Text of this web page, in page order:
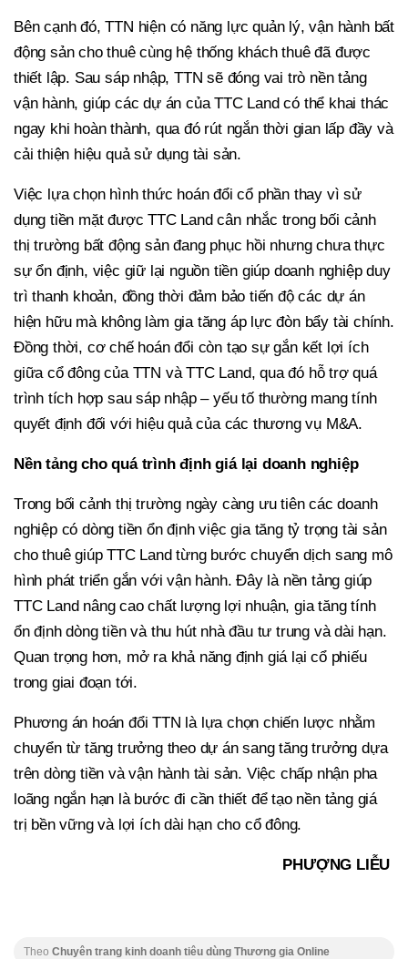
Bên cạnh đó, TTN hiện có năng lực quản lý, vận hành bất
động sản cho thuê cùng hệ thống khách thuê đã được
thiết lập. Sau sáp nhập, TTN sẽ đóng vai trò nền tảng
vận hành, giúp các dự án của TTC Land có thể khai thác
ngay khi hoàn thành, qua đó rút ngắn thời gian lấp đầy và
cải thiện hiệu quả sử dụng tài sản.
Việc lựa chọn hình thức hoán đổi cổ phần thay vì sử
dụng tiền mặt được TTC Land cân nhắc trong bối cảnh
thị trường bất động sản đang phục hồi nhưng chưa thực
sự ổn định, việc giữ lại nguồn tiền giúp doanh nghiệp duy
trì thanh khoản, đồng thời đảm bảo tiến độ các dự án
hiện hữu mà không làm gia tăng áp lực đòn bẩy tài chính.
Đồng thời, cơ chế hoán đổi còn tạo sự gắn kết lợi ích
giữa cổ đông của TTN và TTC Land, qua đó hỗ trợ quá
trình tích hợp sau sáp nhập – yếu tố thường mang tính
quyết định đối với hiệu quả của các thương vụ M&A.
Nền tảng cho quá trình định giá lại doanh nghiệp
Trong bối cảnh thị trường ngày càng ưu tiên các doanh
nghiệp có dòng tiền ổn định việc gia tăng tỷ trọng tài sản
cho thuê giúp TTC Land từng bước chuyển dịch sang mô
hình phát triển gắn với vận hành. Đây là nền tảng giúp
TTC Land nâng cao chất lượng lợi nhuận, gia tăng tính
ổn định dòng tiền và thu hút nhà đầu tư trung và dài hạn.
Quan trọng hơn, mở ra khả năng định giá lại cổ phiếu
trong giai đoạn tới.
Phương án hoán đổi TTN là lựa chọn chiến lược nhằm
chuyển từ tăng trưởng theo dự án sang tăng trưởng dựa
trên dòng tiền và vận hành tài sản. Việc chấp nhận pha
loãng ngắn hạn là bước đi cần thiết để tạo nền tảng giá
trị bền vững và lợi ích dài hạn cho cổ đông.
PHƯỢNG LIỄU
Theo Chuyên trang kinh doanh tiêu dùng Thương gia Online